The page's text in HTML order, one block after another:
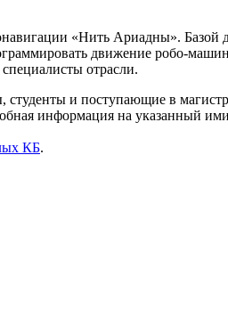
«Нить Ариадны».
движение робо-
отрасли.
студенты и поступающие в
информация на указанный
КБ.